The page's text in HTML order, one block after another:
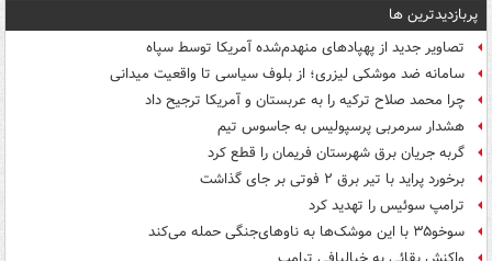
پربازدیدترین ها
تصاویر جدید از پهپادهای منهدم‌شده آمریکا توسط سپاه
سامانه ضد موشکی لیزری؛ از بلوف سیاسی تا واقعیت میدانی
چرا محمد صلاح ترکیه را به عربستان و آمریکا ترجیح داد
هشدار سرمربی پرسپولیس به جاسوس تیم
گربه جریان برق شهرستان فریمان را قطع کرد
برخورد پراید با تیر برق ۲ فوتی بر جای گذاشت
ترامپ سوئیس را تهدید کرد
سوخو۳۵ با این موشک‌ها به ناوهای‌جنگی حمله می‌کند